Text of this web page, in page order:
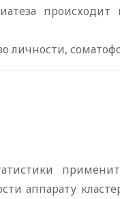
личности,
аппарату